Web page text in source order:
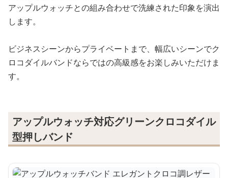
アップルウォッチとの組み合わせで洗練された印象を演出
します。
ビジネスシーンからプライベートまで、幅広いシーンでク
ロコダイルバンドならではの高級感をお楽しみいただけま
す。
アップルウォッチ対応グリーンクロコダイル
型押しバンド